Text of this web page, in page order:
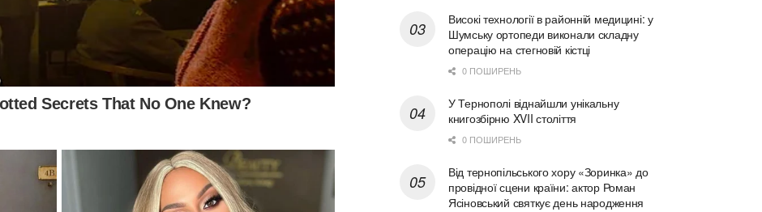
Високі технології в районній медицині: у
Шумську ортопеди виконали складну
операцію на стегновій кістці
0 ПОШИРЕНЬ
У Тернополі віднайшли унікальну
книгозбірню XVII століття
0 ПОШИРЕНЬ
Від тернопільського хору «Зоринка» до
провідної сцени країни: актор Роман
Ясіновський святкує день народження